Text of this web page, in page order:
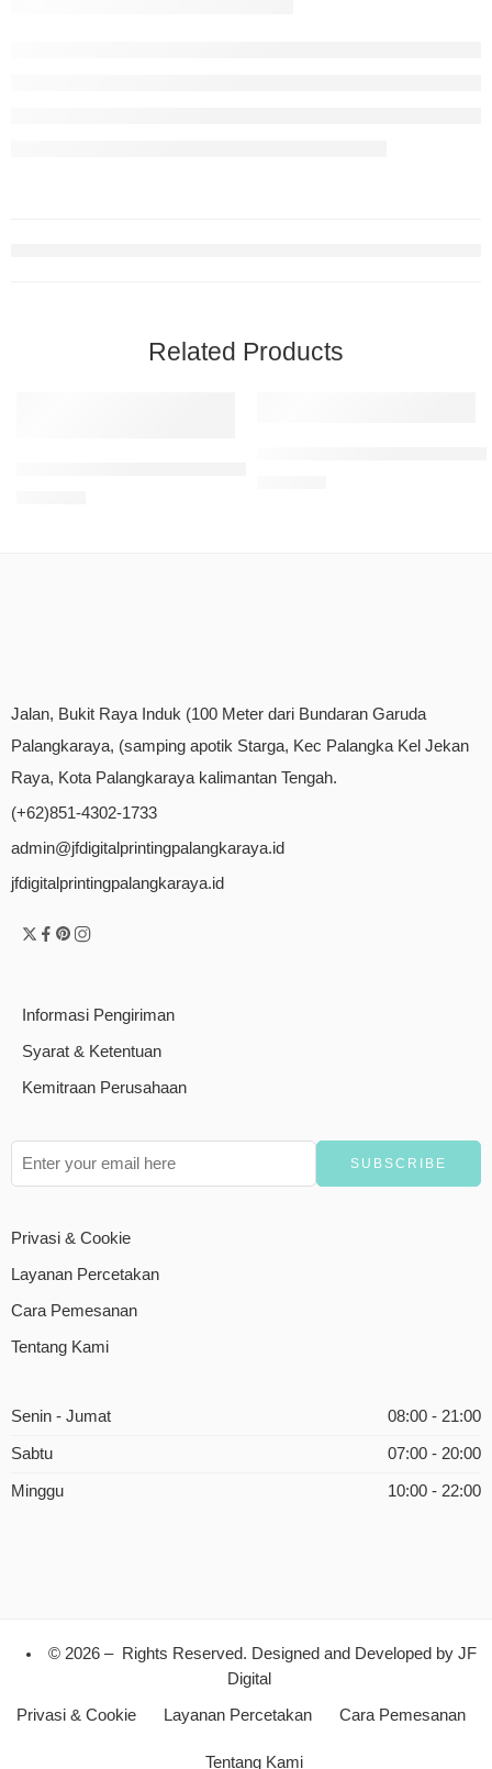
Related Products
Jalan, Bukit Raya Induk (100 Meter dari Bundaran Garuda
Palangkaraya, (samping apotik Starga, Kec Palangka Kel Jekan
Raya, Kota Palangkaraya kalimantan Tengah.
(+62)851-4302-1733
admin@jfdigitalprintingpalangkaraya.id
jfdigitalprintingpalangkaraya.id
Informasi Pengiriman
Syarat & Ketentuan
Kemitraan Perusahaan
Privasi & Cookie
Layanan Percetakan
Cara Pemesanan
Tentang Kami
Senin - Jumat 08:00 - 21:00
Sabtu 07:00 - 20:00
Minggu 10:00 - 22:00
© 2026 – Rights Reserved. Designed and Developed by JF
Digital
Privasi & Cookie Layanan Percetakan Cara Pemesanan
Tentang Kami